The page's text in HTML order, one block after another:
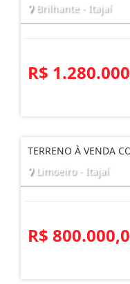
Brilhante - Itajaí
R$
TERRENO À VENDA
Limoeiro - Itajaí
R$